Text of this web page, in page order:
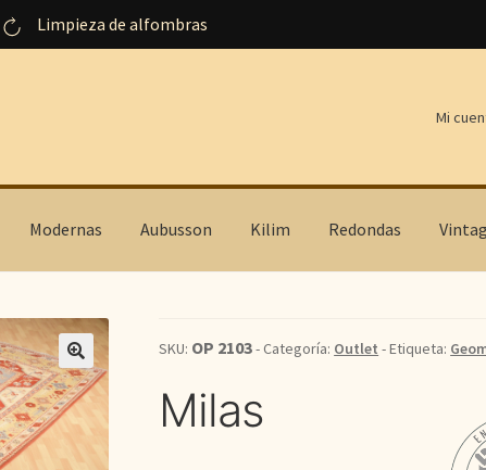
Limpieza de alfombras
Mi
Modernas Aubusson Kilim Redondas
SKU: OP 2103- Categoría: Outlet - Etiqueta:
Milas